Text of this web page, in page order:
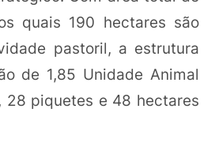
quais 190 hectares são
pastoril, a estrutura
de 1,85 Unidade Animal
28 piquetes e 48 hectares